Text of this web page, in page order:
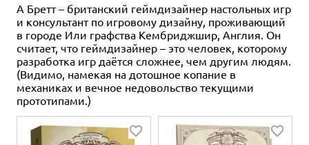
А Бретт – британский геймдизайнер настольных игр
и консультант по игровому дизайну, проживающий
в городе Или графства Кембриджшир, Англия. Он
считает, что геймдизайнер – это человек, которому
разработка игр даётся сложнее, чем другим людям.
(Видимо, намекая на дотошное копание в
механиках и вечное недовольство текущими
прототипами.)